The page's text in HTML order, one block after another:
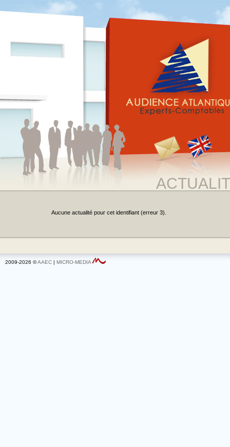
Aucune actualité pour cet identifiant (erreur 3).
2009-2026 ©AAEC | MICRO-MEDIA